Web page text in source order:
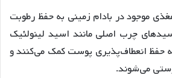
موجود در بادام زمینی به حفظ رطوبت
چرب اصلی مانند اسید لینولئیک
حفظ انعطاف‌پذیری پوست کمک می‌کنند و
می‌شوند.